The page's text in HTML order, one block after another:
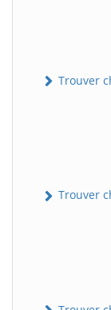
Trouver
Trouver